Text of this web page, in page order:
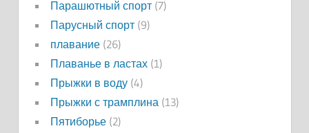
Парашютный спорт(7)
Парусный спорт(9)
плавание(26)
Плаванье в ластах(1)
Прыжки в воду(4)
Прыжки с трамплина(13)
Пятиборье(2)